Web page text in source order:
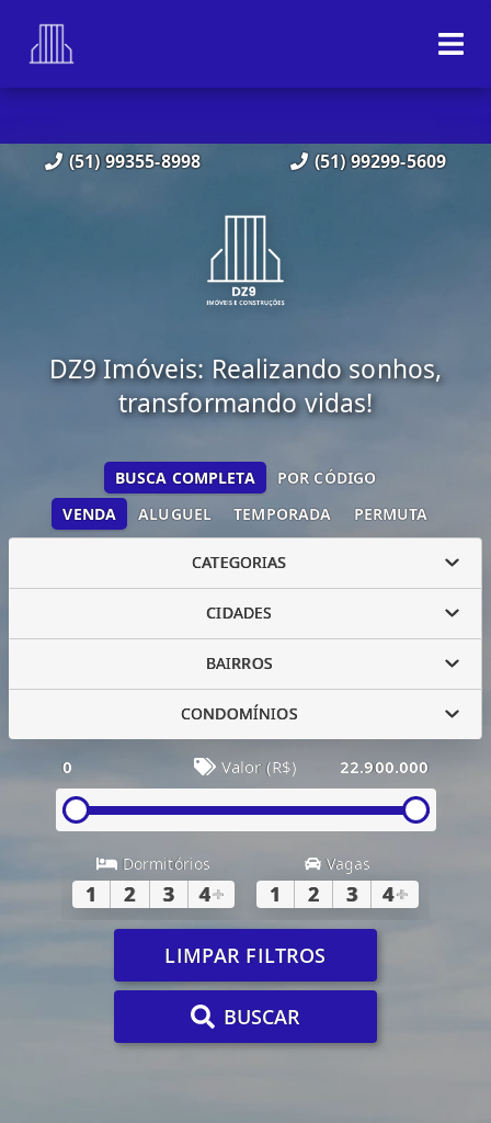
(51) 99355-8998 (51) 99299-5609
DZ9 Imóveis: Realizando sonhos,
transformando vidas!
VENDA ALUGUEL TEMPORADA PERMUTA
BUSCA COMPLETA POR CÓDIGO
CATEGORIAS
CIDADES
BAIRROS
CONDOMÍNIOS
0 Valor (R$) 22.900.000
Dormitórios
1 2 3 4+
Vagas
1 2 3 4+
LIMPAR FILTROS
BUSCAR